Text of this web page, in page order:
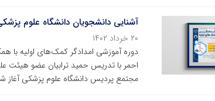
آشنایی دانشجویان دانشگاه علوم
۲۰ خرداد ۱۴۰۲
دوره آموزشی امدادگر کمک‌های اولیه با
مجتمع پردیس دانشگاه علوم پزشکی آغاز